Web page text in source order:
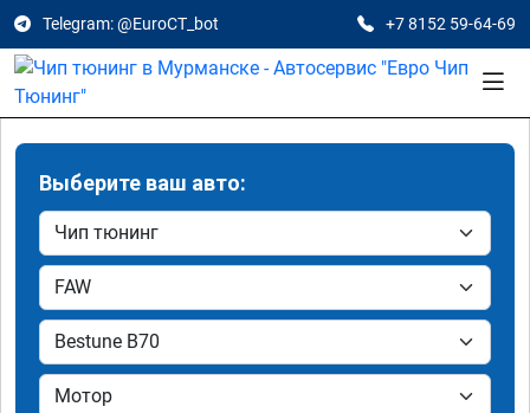
Telegram: @EuroCT_bot +7 8152 59-64-69
Выберите ваш авто: